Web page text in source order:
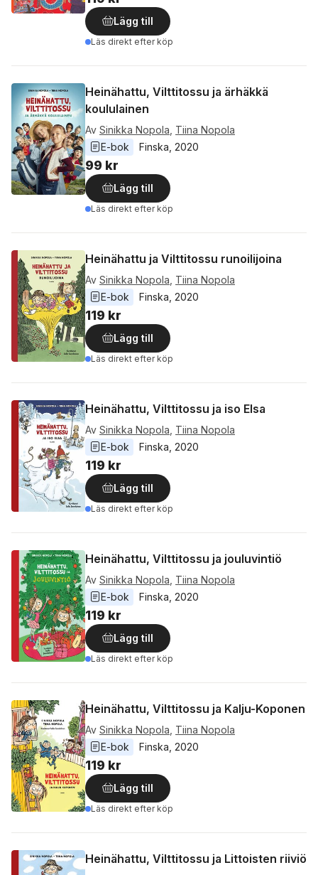
Lägg till
Läs direkt efter köp
Heinähattu, Vilttitossu ja ärhäkkä
koululainen
Av Sinikka Nopola Tiina Nopola
E-bok
Finska 2020
99 kr
Lägg till
Läs direkt efter köp
Heinähattu ja Vilttitossu runoilijoina
Av Sinikka Nopola Tiina Nopola
E-bok
Finska 2020
119 kr
Lägg till
Läs direkt efter köp
Heinähattu, Vilttitossu ja iso Elsa
Av Sinikka Nopola Tiina Nopola
E-bok
Finska 2020
119 kr
Lägg till
Läs direkt efter köp
Heinähattu, Vilttitossu ja jouluvintiö
Av Sinikka Nopola Tiina Nopola
E-bok
Finska 2020
119 kr
Lägg till
Läs direkt efter köp
Heinähattu, Vilttitossu ja Kalju-Koponen
Av Sinikka Nopola Tiina Nopola
E-bok
Finska 2020
119 kr
Lägg till
Läs direkt efter köp
Heinähattu, Vilttitossu ja Littoisten riiviö